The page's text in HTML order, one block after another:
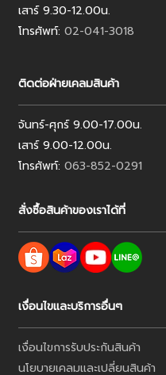
เสาร์ 9.30-12.00น.
โทรศัพท์: 02-041-3018
ติดต่อฝ่ายเคลมสินค้า
จันทร์-ศุกร์ 9.00-17.00น.
เสาร์ 9.00-12.00น.
โทรศัพท์: 063-852-0291
สั่งซื้อสินค้าของเราได้ที่
เงื่อนไขและบริการอื่นๆ
เงื่อนไขการรับประกันสินค้า
นโยบายเคลมและเปลี่ยนสินค้า